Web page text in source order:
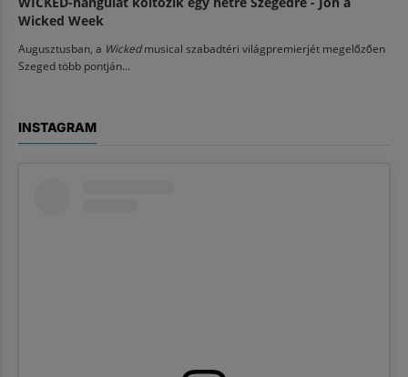
Wicked Week
Augusztusban, a Wickedmusical szabadtéri világpremierjét megelőzően
Szeged több pontján...
INSTAGRAM